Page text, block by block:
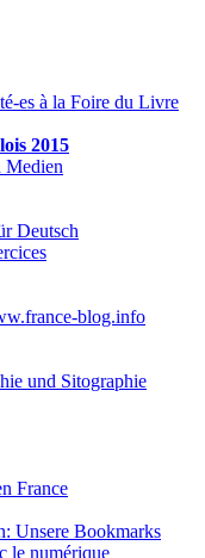
es à la Foire du Livre
2015
Medien
Deutsch
blog.info
und Sitographie
France
Unsere Bookmarks
le numérique